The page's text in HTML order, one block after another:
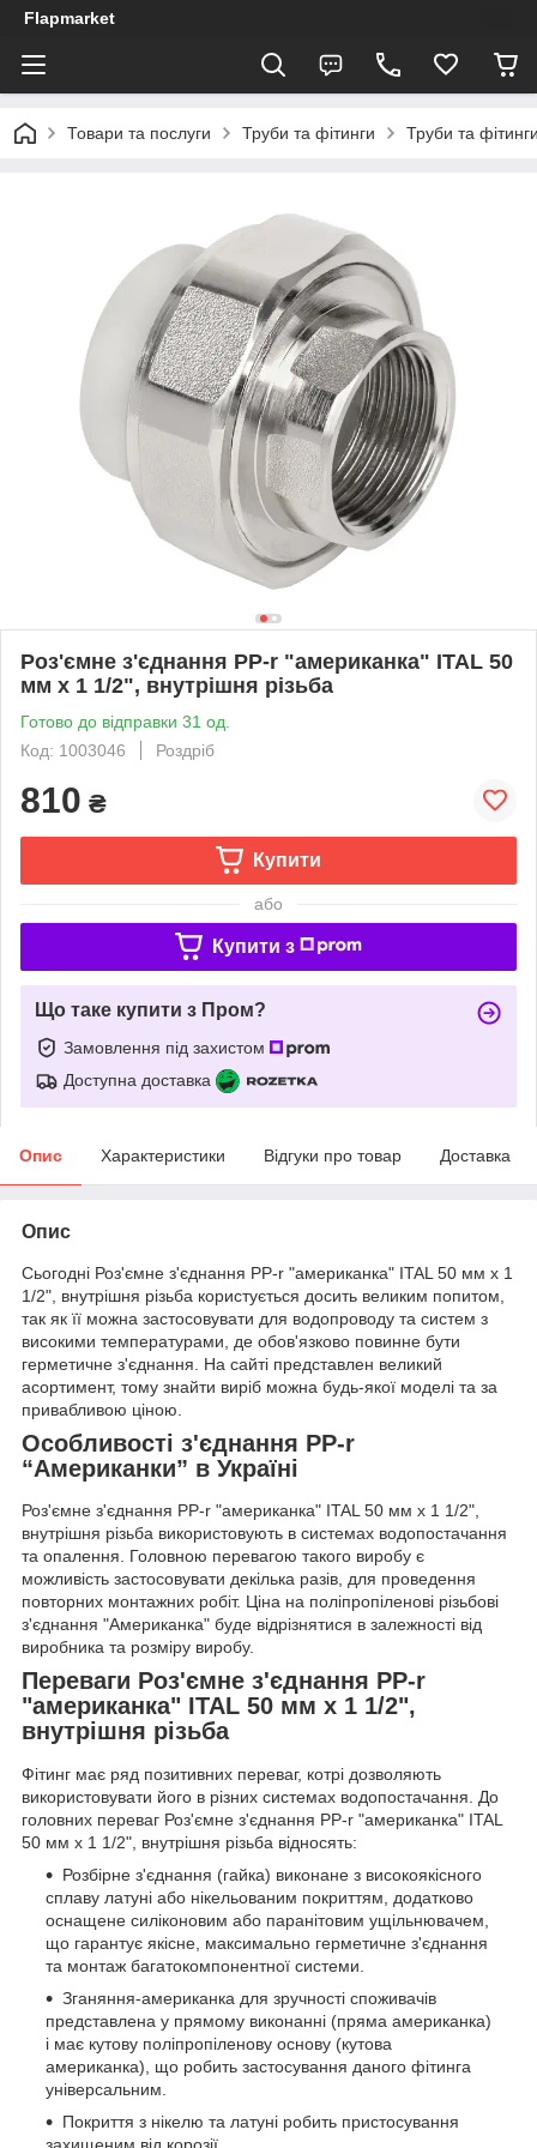
Flapmarket
Товари та послуги Труби та фітинги Труби та
Роз'ємне з'єднання PP-r "американка" ITAL 50
мм х 1 1/2", внутрішня різьба
Готово до відправки 31 од.
Код: 1003046
Роздріб
810 ₴
Купити
або
Купити з
Що таке купити з Пром?
Замовлення під захистом
Доступна доставка
Опис Характеристики Відгуки про товар Доставка
Опис
Сьогодні Роз'ємне з'єднання PP-r "американка" ITAL 50 мм х 1
1/2", внутрішня різьба користується досить великим попитом,
так як її можна застосовувати для водопроводу та систем з
високими температурами, де обов'язково повинне бути
герметичне з'єднання. На сайті представлен великий
асортимент, тому знайти виріб можна будь-якої моделі та за
привабливою ціною.
Особливості з'єднання PP-r
“Американки” в Україні
Роз'ємне з'єднання PP-r "американка" ITAL 50 мм х 1 1/2",
внутрішня різьба використовують в системах водопостачання
та опалення. Головною перевагою такого виробу є
можливість застосовувати декілька разів, для проведення
повторних монтажних робіт. Ціна на поліпропіленові різьбові
з'єднання "Американка" буде відрізнятися в залежності від
виробника та розміру виробу.
Переваги Роз'ємне з'єднання PP-r
"американка" ITAL 50 мм х 1 1/2",
внутрішня різьба
Фітинг має ряд позитивних переваг, котрі дозволяють
використовувати його в різних системах водопостачання. До
головних переваг Роз'ємне з'єднання PP-r "американка" ITAL
50 мм х 1 1/2", внутрішня різьба відносять:
Розбірне з'єднання (гайка) виконане з високоякісного
сплаву латуні або нікельованим покриттям, додатково
оснащене силіконовим або паранітовим ущільнювачем,
що гарантує якісне, максимально герметичне з'єднання
та монтаж багатокомпонентної системи.
Зганяння-американка для зручності споживачів
представлена у прямому виконанні (пряма американка)
і має кутову поліпропіленову основу (кутова
американка), що робить застосування даного фітинга
універсальним.
Покриття з нікелю та латуні робить пристосування